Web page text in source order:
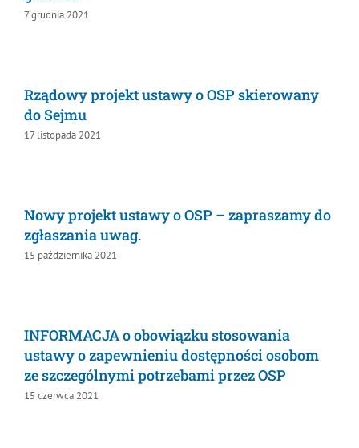
7 grudnia 2021
Rządowy projekt ustawy o OSP skierowany
do Sejmu
17 listopada 2021
Nowy projekt ustawy o OSP – zapraszamy
do zgłaszania uwag.
15 października 2021
INFORMACJA o obowiązku stosowania
ustawy o zapewnieniu dostępności osobom
ze szczególnymi potrzebami przez OSP
15 czerwca 2021